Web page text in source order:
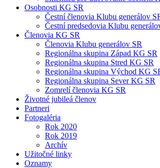
Osobnosti KG SR
Čestní členovia Klubu generálov
Čestní predsedovia Klubu
Členovia KG SR
Členovia Klubu generálov SR
Regionálna skupina Západ KG SR
Regionálna skupina Stred KG SR
Regionálna skupina Východ KG
Regionálna skupina Sever KG SR
Zomrelí členovia KG SR
Životné jubileá členov
Partneri
Fotogaléria
Rok 2020
Rok 2019
Archív
Užitočné linky
Oznamy